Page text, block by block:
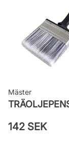
Mäster
142 SEK